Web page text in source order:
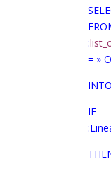
:
= »
INTO
IF